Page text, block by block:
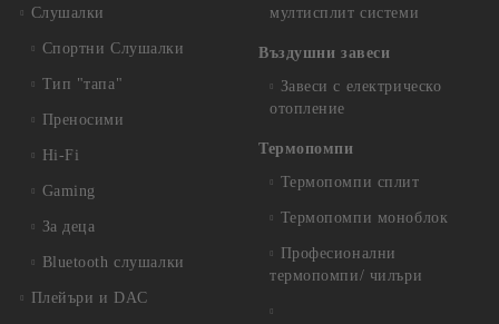
Слушалки
Спортни Слушалки
Тип "тапа"
Преносими
Hi-Fi
Gaming
За деца
Bluetooth слушалки
Плейъри и DAC
мултисплит системи
Въздушни завеси
Завеси с електрическо
отопление
Термопомпи
Термопомпи сплит
Термопомпи моноблок
Професионални
термопомпи/ чилъри